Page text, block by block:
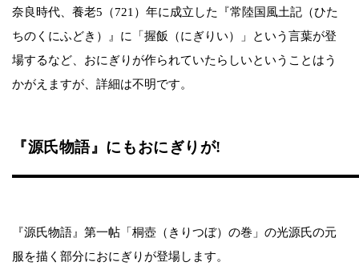
奈良時代、養老5（721）年に成立した『常陸国風土記（ひた
ちのくにふどき）』に「握飯（にぎりい）」という言葉が登
場するなど、おにぎりが作られていたらしいということはう
かがえますが、詳細は不明です。
『源氏物語』にもおにぎりが!
『源氏物語』第一帖「桐壺（きりつぼ）の巻」の光源氏の元
服を描く部分におにぎりが登場します。